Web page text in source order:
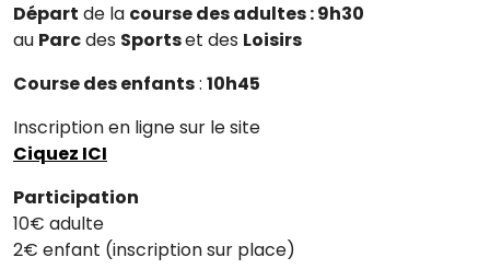
Départ de la course des adultes : 9h30
au Parcdes Sportset des Loisirs
Course des enfants: 10h45
Inscription en ligne sur le site
Ciquez ICI
Participation
10€ adulte
2€ enfant (inscription sur place)